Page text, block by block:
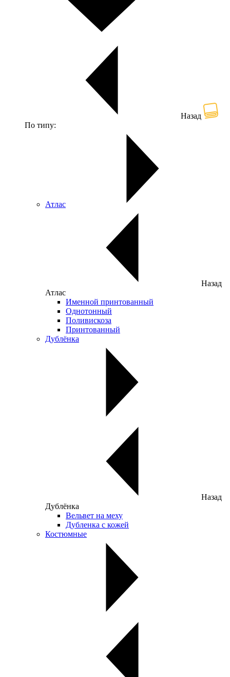
Назад
По типу:
Атлас
Назад
Атлас
Именной принтованный
Однотонный
Поливискоза
Принтованный
Дублёнка
Назад
Дублёнка
Вельвет на меху
Дубленка с кожей
Костюмные